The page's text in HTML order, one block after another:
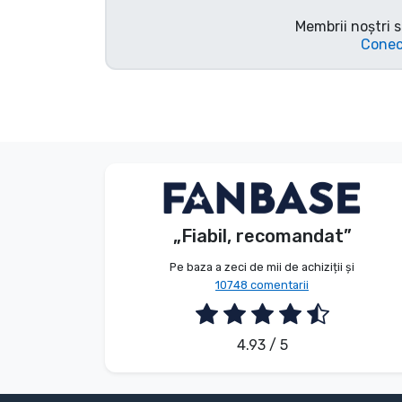
Membrii noștri
„Fiabil, recomandat”
Pe baza a zeci de mii de achiziții și
10748 comentarii
4.93 / 5
Anonim Client
2026. 08. 08.